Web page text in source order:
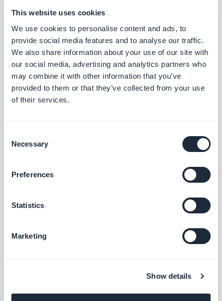
This website uses cookies
We use cookies to personalise content and ads, to
provide social media features and to analyse our traffic.
We also share information about your use of our site with
our social media, advertising and analytics partners who
may combine it with other information that you’ve
provided to them or that they’ve collected from your use
of their services.
Selection
Necessary
Preferences
Statistics
Marketing
Show details
Einzigartige urbane Erlebnisse
Veranstaltungen und Feiern
Führer zu den besten Geschäften
Leitfaden für den städtischen Nahverkehr
Gastronomische Entdeckungen
Leitfaden für Attraktionen und Freizeitaktivitäten
Leitfaden für lokale Märkte
Leitfaden für Kultur- und Kunstveranstaltungen
Kommerzielle Ausstellungen und Messen